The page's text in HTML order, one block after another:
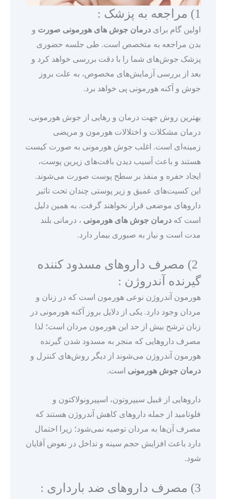
1) مراجعه به پزشک :
اولین گام برای درمان جوش های هورمونی صورت و
بدن مراجعه به متخصص است. طی جلسه حضوری
پزشک جوش‌های شما را با دقت بررسی خواهد کرد و
بعد از بررسی آزمایش‌های مخصوص، به علت بروز
جوش و آکنه هورمونی پی خواهد برد.
بهترین روش جهت درمان و رهایی از جوش هورمونی،
درمان مشکلات و اختلالات هورمون و مریضی
زمینه‌ای است. اغلب جوش‌ هورمونی به صورت کیست
هستند و باعث آسیب دیدن بافت‌های زیرین پوست،
ایجاد حفره و منفذ بر سطح پوست صورت می‌شوند.
این کسیت‌های عمیق و زیر پوستی چندان تحت تاثیر
داروهای موضعی قرار نخواهند گرفت. به همین دلیل
است که درمان جوش های هورمونی ، درمانی بلند
مدت است و نیاز به صبوری بیمار دارد.
2) مصرف داروهای مسدود کننده
گیرنده آندروژن :
هورمون آندروژن نوعی هورمون است که در زنان و
مردان وجود دارد. یکی از دلایل بروز آکنه هورمونی در
زنان ترشح بیش از حد این هورمون مردان است؛ لذا
مصرف داروهایی که منجر به مسدود شدن گیرنده
هورمون آندروژن می‌شوند از دیگر روش‌های کنترل و
درمان جوش‌ هورمونی است.
داروهایی از قبیل سیپروتون، اسپیرونولاکتون و
فلوتامید از جمله داروهای کاهش آندروژن هستند که
مصرف آن‌ها به مردان توصیه نمی‌شود؛ زیرا احتمال
دارد باعث افزایش حجم سینه و تداخل در نعوض آقایان
شود.
3) مصرف داروهای ضد بارداری :